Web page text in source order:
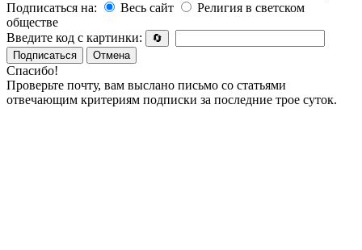
Подписаться на:
Весь сайт
Религия в светском
обществе
Введите код с картинки:
🔄
Подписаться
Отмена
Спасибо!
Проверьте почту, вам выслано письмо со статьями
отвечающим критериям подписки за последние трое суток.